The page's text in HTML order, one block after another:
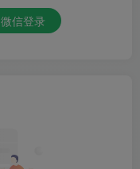
微信登录